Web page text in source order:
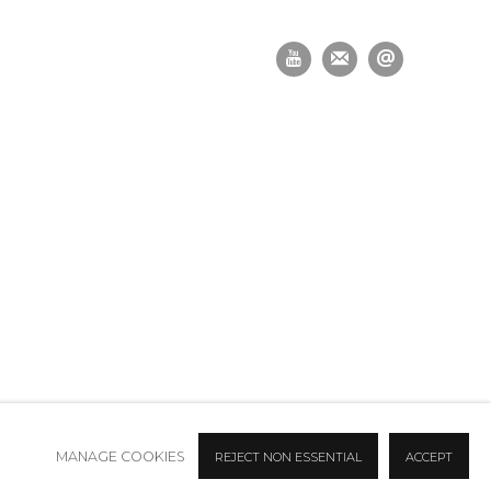
MANAGE COOKIES REJECT NON ESSENTIAL ACCEPT